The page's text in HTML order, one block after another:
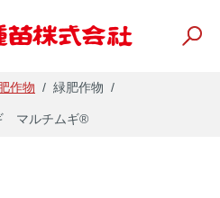
作物 / 緑肥作物 /
マルチムギ®